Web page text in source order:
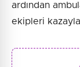
ardından
ekipleri